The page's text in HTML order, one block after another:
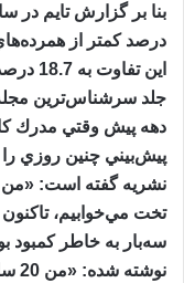
درصد كمتر از
اين
جلد سرشناس‌ترين
دهه پيش وقتي مدرك
پيش‌بيني چنين روزي را
نشريه گفته است: «من
تخت مي‌خوابيم، تاكنون
سه‌بار به خاطر كمبود